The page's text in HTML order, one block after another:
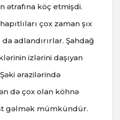
ətrafına köç etmişdi.
çox zaman şıx
da adlandırırlar. Şahdağ
izlərini daşıyan
ərazilərində
də çox olan köhnə
gəlmək mümkündür.